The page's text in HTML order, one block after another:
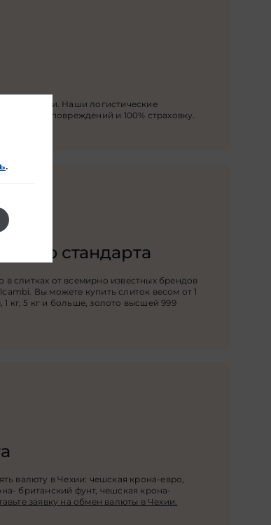
Чехии. Наши логистические
от повреждений и 100% страховку.
стандарта
слитках от всемирно известных брендов
Вы можете купить слиток весом от 1
кг, 5 кг и больше, золото высшей 999
валюту в Чехии: чешская крона-евро,
британский фунт, чешская крона-
заявку на обмен валюты в Чехии.
.